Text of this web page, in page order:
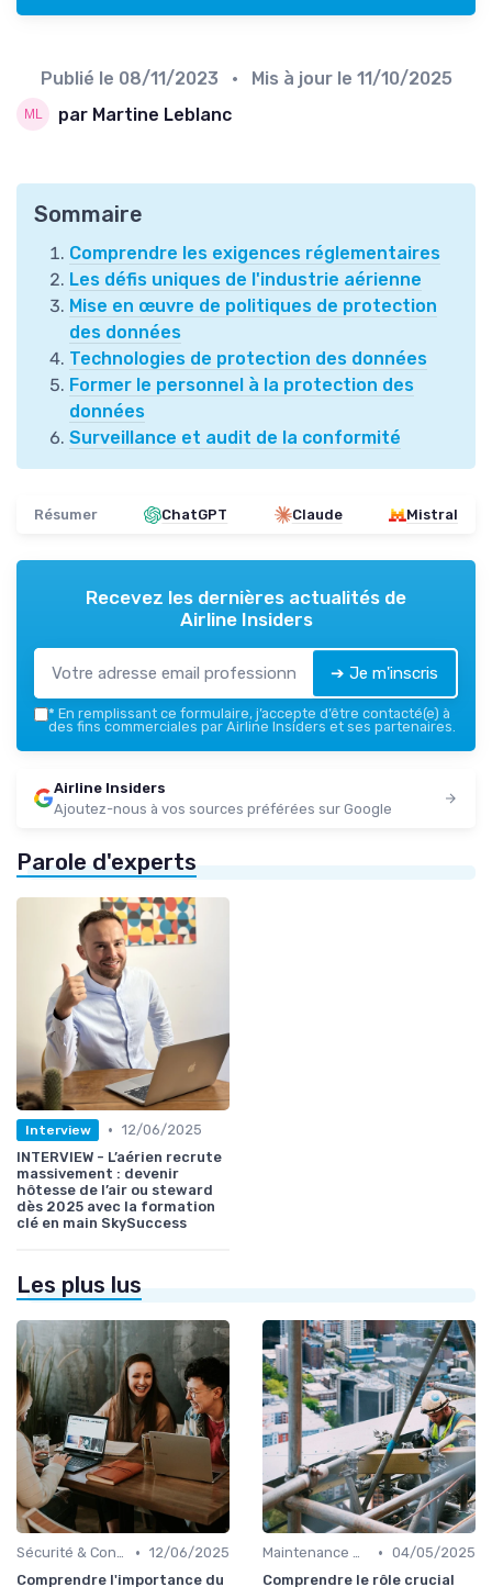
Publié le 08/11/2023 • Mis à jour le 11/10/2025
par Martine Leblanc
Sommaire
Comprendre les exigences réglementaires
Les défis uniques de l'industrie aérienne
Mise en œuvre de politiques de protection
des données
Technologies de protection des données
Former le personnel à la protection des
données
Surveillance et audit de la conformité
Résumer ChatGPT Claude Mistral
Recevez les dernières actualités de
Airline Insiders
➔ Je m'inscris
* En remplissant ce formulaire, j’accepte d’être contacté(e) à
des fins commerciales par Airline Insiders et ses partenaires.
Airline Insiders
Ajoutez-nous à vos sources préférées sur Google
Parole d'experts
Interview • 12/06/2025
INTERVIEW - L’aérien recrute
massivement : devenir
hôtesse de l’air ou steward
dès 2025 avec la formation
clé en main SkySuccess
Les plus lus
Sécurité & Conformité • 12/06/2025
Comprendre l'importance du
Maintenance & Entretien • 04/05/2025
Comprendre le rôle crucial